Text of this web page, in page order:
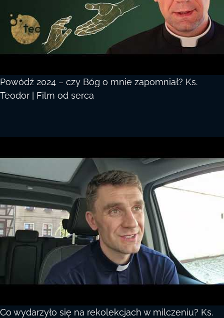
Powódź 2024 – czy Bóg o mnie zapomniał? Ks.
Teodor | Film od serca
Co wydarzyło się na rekolekcjach w milczeniu? Ks.